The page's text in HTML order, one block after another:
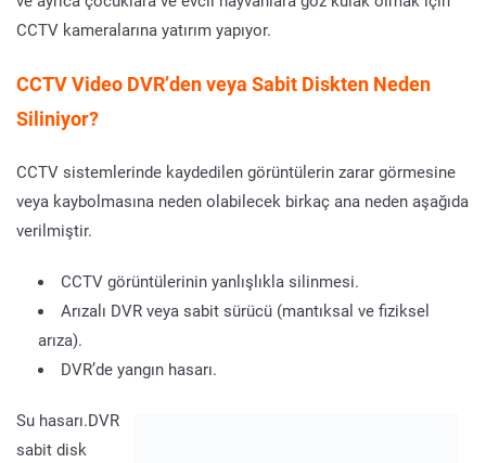
CCTV kameralarına yatırım yapıyor.
CCTV Video DVR’den veya Sabit Diskten Neden
Siliniyor?
CCTV sistemlerinde kaydedilen görüntülerin zarar görmesine
veya kaybolmasına neden olabilecek birkaç ana neden aşağıda
verilmiştir.
CCTV görüntülerinin yanlışlıkla silinmesi.
Arızalı DVR veya sabit sürücü (mantıksal ve fiziksel
arıza).
DVR’de yangın hasarı.
Su hasarı.DVR
sabit disk